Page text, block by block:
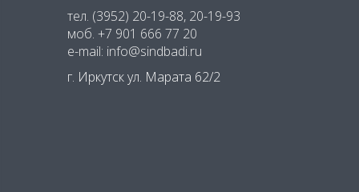
тел. (3952) 20-19-88, 20-19-93
моб. +7 901 666 77 20
e-mail: info@sindbadi.ru
г. Иркутск ул. Марата 62/2